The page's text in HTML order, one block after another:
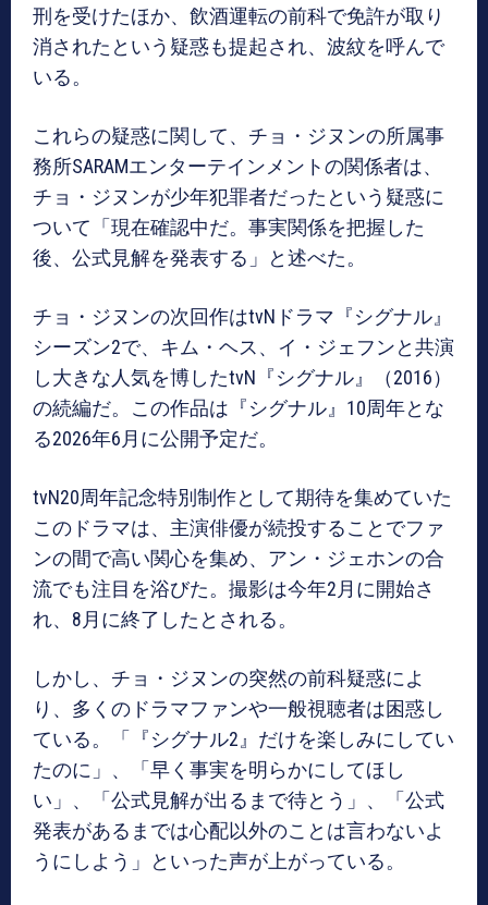
刑を受けたほか、飲酒運転の前科で免許が取り
消されたという疑惑も提起され、波紋を呼んで
いる。
これらの疑惑に関して、チョ・ジヌンの所属事
務所SARAMエンターテインメントの関係者は、
チョ・ジヌンが少年犯罪者だったという疑惑に
ついて「現在確認中だ。事実関係を把握した
後、公式見解を発表する」と述べた。
チョ・ジヌンの次回作はtvNドラマ『シグナル』
シーズン2で、キム・ヘス、イ・ジェフンと共演
し大きな人気を博したtvN『シグナル』（2016）
の続編だ。この作品は『シグナル』10周年とな
る2026年6月に公開予定だ。
tvN20周年記念特別制作として期待を集めていた
このドラマは、主演俳優が続投することでファ
ンの間で高い関心を集め、アン・ジェホンの合
流でも注目を浴びた。撮影は今年2月に開始さ
れ、8月に終了したとされる。
しかし、チョ・ジヌンの突然の前科疑惑によ
り、多くのドラマファンや一般視聴者は困惑し
ている。「『シグナル2』だけを楽しみにしてい
たのに」、「早く事実を明らかにしてほし
い」、「公式見解が出るまで待とう」、「公式
発表があるまでは心配以外のことは言わないよ
うにしよう」といった声が上がっている。